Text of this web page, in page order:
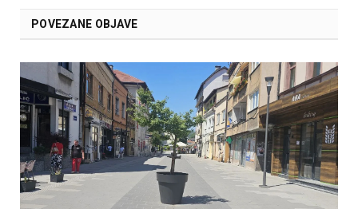
POVEZANE OBJAVE